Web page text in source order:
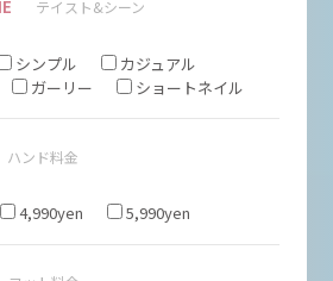
テイスト&シーン
シンプル
カジュアル
ガーリー ショートネイル
ハンド料金
4,990yen 5,990yen